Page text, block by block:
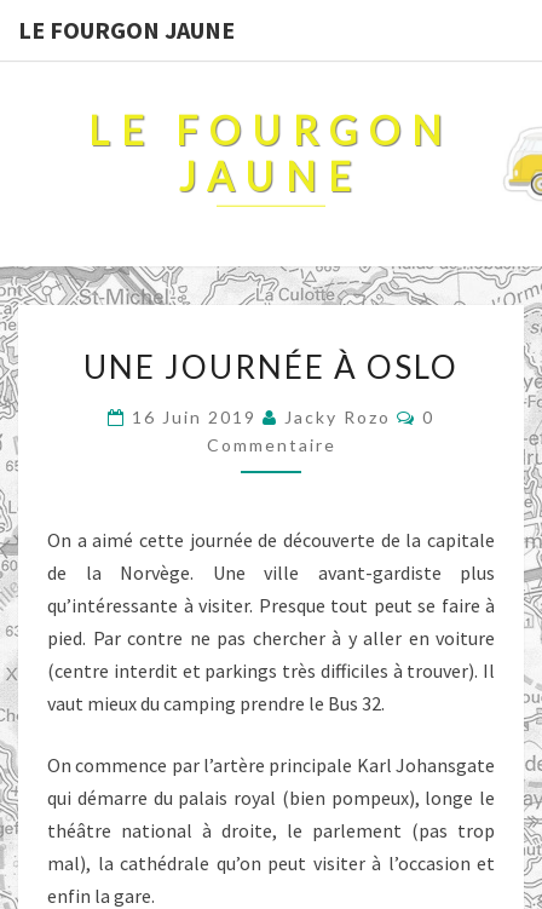
LE FOURGON JAUNE
LE FOURGON
JAUNE
JOURNÉE
À
OSLO
UNE JOURNÉE À OSLO
16 Juin 2019 Jacky Rozo
0
Commentaire
On a aimé cette journée de découverte de la capitale
de la Norvège. Une ville avant-gardiste plus
qu’intéressante à visiter. Presque tout peut se faire à
pied. Par contre ne pas chercher à y aller en voiture
(centre interdit et parkings très difficiles à trouver). Il
vaut mieux du camping prendre le Bus 32.
On commence par l’artère principale Karl Johansgate
qui démarre du palais royal (bien pompeux), longe le
théâtre national à droite, le parlement (pas trop
mal), la cathédrale qu’on peut visiter à l’occasion et
enfin la gare.